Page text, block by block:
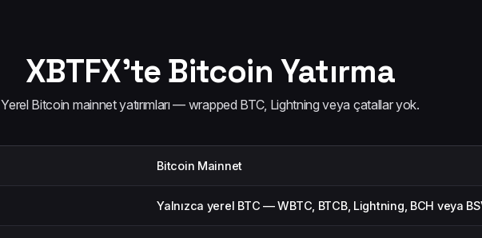
XBTFX'te Bitcoin Yatırma
Yerel Bitcoin mainnet yatırımları — wrapped BTC, Lightning veya çatallar yok.
Bitcoin Mainnet
Yalnızca yerel BTC — WBTC, BTCB, Lightning, BCH veya